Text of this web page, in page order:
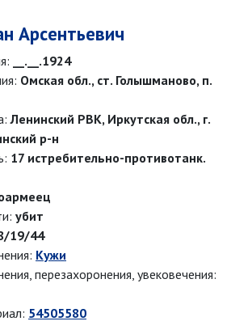
Арсентьевич
__.__.1924
Омская обл., ст. Голышманово, п.
Ленинский РВК, Иркутская обл., г.
р-н
17 истребительно-противотанк.
убит
19/44
Кужи
перезахоронения, увековечения:
54505580